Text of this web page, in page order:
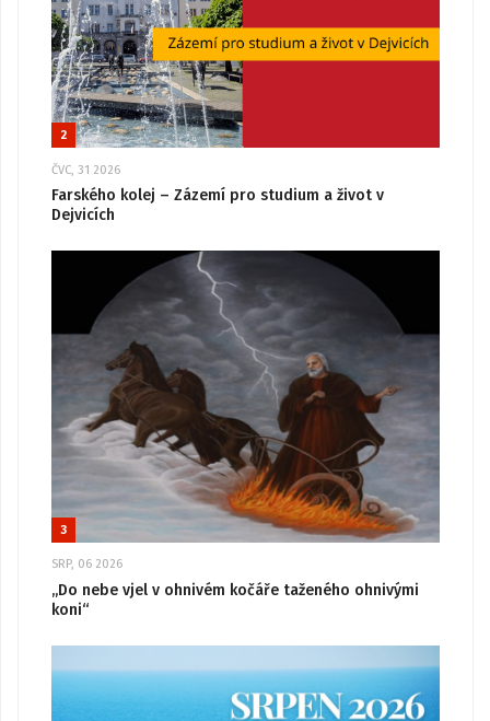
2
ČVC, 31 2026
Farského kolej – Zázemí pro studium a život v
Dejvicích
3
SRP, 06 2026
„Do nebe vjel v ohnivém kočáře taženého ohnivými
koni“